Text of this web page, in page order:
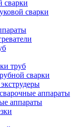
сварки
сварки
труб
сварки
аппараты
аппараты